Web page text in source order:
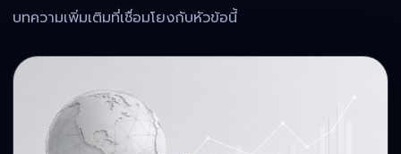
บทความเพิ่มเติมที่เชื่อมโยงกับหัวข้อนี้